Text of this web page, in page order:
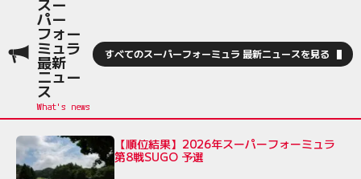
パー
フォー
ミュラ
最新
ニュー
ス
すべてのスーパーフォーミュラ 最新ニュースを見る
【順位結果】2026年スーパーフォーミュラ
第8戦SUGO 予選